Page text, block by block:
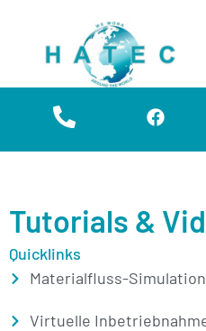
Tutorials &
Quicklinks
Materialfluss-Simulation
Virtuelle